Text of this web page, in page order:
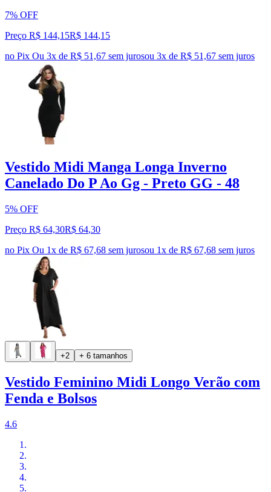
7% OFF
Preço R$ 144,15R$ 144,15
no Pix Ou 3x de R$ 51,67 sem jurosou 3x de R$ 51,67 sem juros
Vestido Midi Manga Longa Inverno
Canelado Do P Ao Gg - Preto GG - 48
5% OFF
Preço R$ 64,30R$ 64,30
no Pix Ou 1x de R$ 67,68 sem jurosou 1x de R$ 67,68 sem juros
+2 + 6 tamanhos
Vestido Feminino Midi Longo Verão com
Fenda e Bolsos
4.6